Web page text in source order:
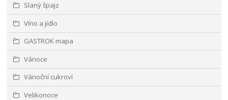
Slaný špajz
Víno a jídlo
GASTROK mapa
Vánoce
Vánoční cukroví
Velikonoce